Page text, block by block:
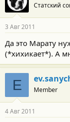
Статский
3 Авг 2011
Да это Марату
(*хихикает*). А
E Member
4 Авг 2011